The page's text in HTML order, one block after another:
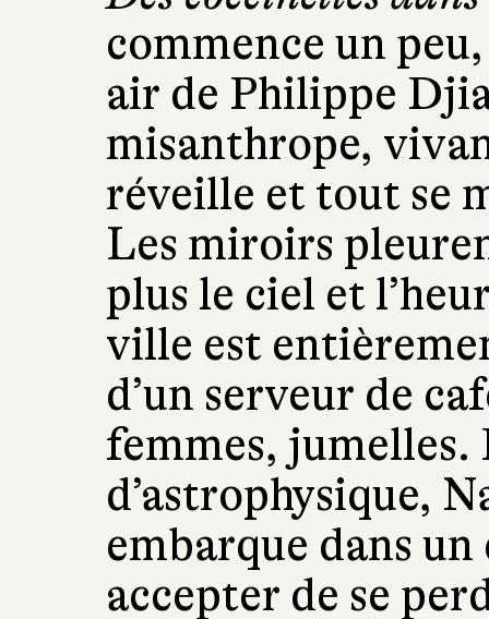
commence un
air de Philippe
misanthrope,
réveille et tout se
Les miroirs
plus le ciel et
ville est
d’un serveur de
femmes, jumelles.
d’astrophysique,
embarque dans
accepter de se